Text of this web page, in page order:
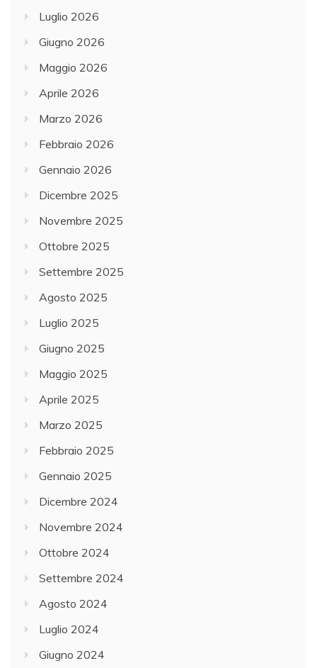
Luglio 2026
Giugno 2026
Maggio 2026
Aprile 2026
Marzo 2026
Febbraio 2026
Gennaio 2026
Dicembre 2025
Novembre 2025
Ottobre 2025
Settembre 2025
Agosto 2025
Luglio 2025
Giugno 2025
Maggio 2025
Aprile 2025
Marzo 2025
Febbraio 2025
Gennaio 2025
Dicembre 2024
Novembre 2024
Ottobre 2024
Settembre 2024
Agosto 2024
Luglio 2024
Giugno 2024